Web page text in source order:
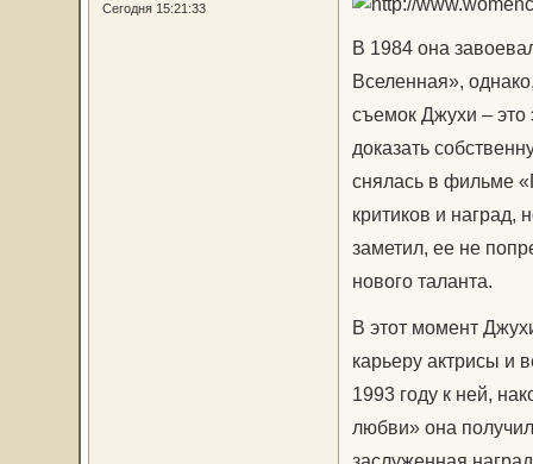
Сегодня 15:21:33
В 1984 она
Вселенная»,
съемок Джухи – это
доказать
снялась в фильме
критиков и наград,
заметил, ее не
нового таланта.
В этот момент
карьеру актрисы и
1993 году к ней,
любви» она